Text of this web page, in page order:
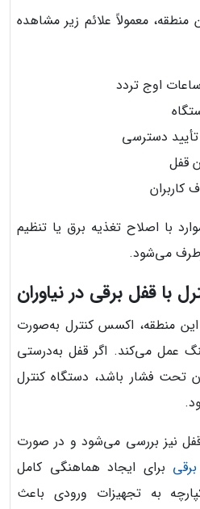
منطقه، معمولاً علائم زیر مشاهده
اوج تردد
دسترسی
قفل
کاربران
با اصلاح تغذیه برق یا تنظیم
می‌شود.
قفل برقی در نیاوران
منطقه، اکسس کنترل به‌صورت
عمل می‌کند. اگر قفل به‌درستی
تحت فشار باشد، دستگاه کنترل
نیز بررسی می‌شود و در صورت
برای ایجاد هماهنگی کامل
به تجهیزات ورودی باعث